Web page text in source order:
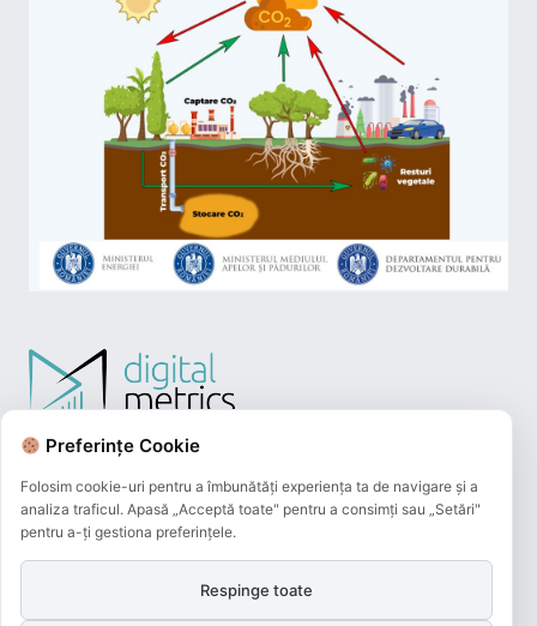
Plățile online efectuate pe acest site
Preferințe Cookie
Folosim cookie-uri pentru a îmbunătăți experiența ta de navigare și a
analiza traficul. Apasă „Acceptă toate" pentru a consimți sau „Setări"
pentru a-ți gestiona preferințele.
Respinge toate